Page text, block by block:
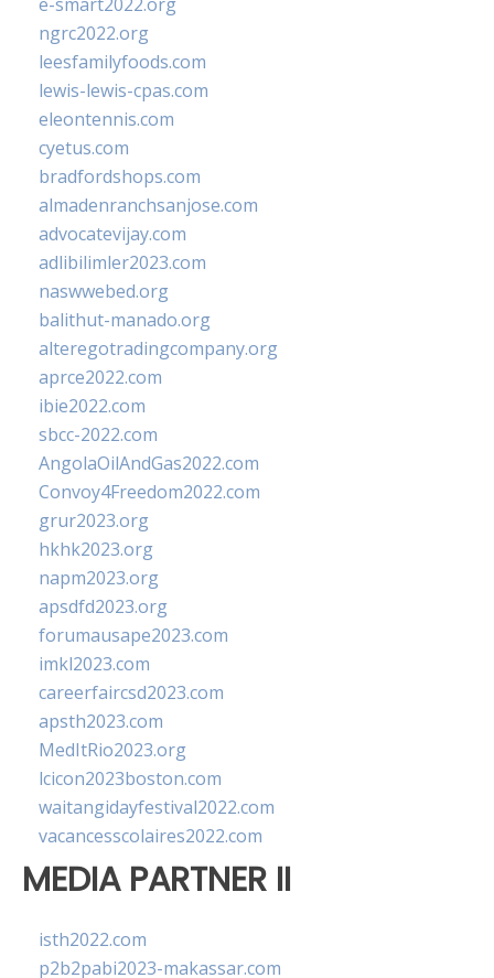
ngrc2022.org
leesfamilyfoods.com
lewis-lewis-cpas.com
eleontennis.com
cyetus.com
bradfordshops.com
almadenranchsanjose.com
advocatevijay.com
adlibilimler2023.com
naswwebed.org
balithut-manado.org
alteregotradingcompany.org
aprce2022.com
ibie2022.com
sbcc-2022.com
AngolaOilAndGas2022.com
Convoy4Freedom2022.com
grur2023.org
hkhk2023.org
napm2023.org
apsdfd2023.org
forumausape2023.com
imkl2023.com
careerfaircsd2023.com
apsth2023.com
MedItRio2023.org
lcicon2023boston.com
waitangidayfestival2022.com
vacancesscolaires2022.com
MEDIA PARTNER II
isth2022.com
p2b2pabi2023-makassar.com